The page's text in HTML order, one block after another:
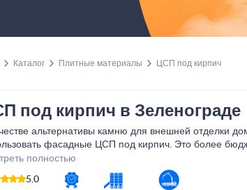
Каталог Плитные материалы ЦСП под кирпич
под кирпич в Зеленограде
альтернативы камню для внешней отделки
фасадные ЦСП под кирпич. Это более
и для покупки, и для доставки. Найти и купить
от надежного производителя можно в
узнайте, есть ли на складе нужный артикул. Цена
полностью
5.0